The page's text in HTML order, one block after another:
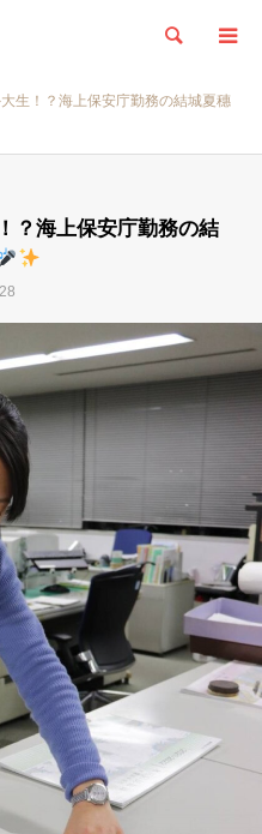
検索
大生！？海上保安庁勤務の結城夏穗
？海上保安庁勤務の結